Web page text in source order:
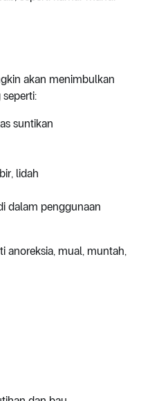
akan menimbulkan
suntikan
lidah
dalam penggunaan
anoreksia, mual, muntah,